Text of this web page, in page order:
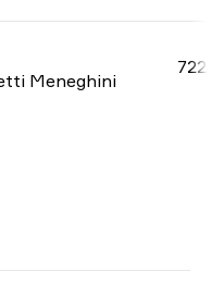
Meneghini
722